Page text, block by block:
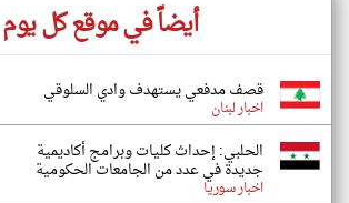
أيضاً في موقع كل يوم
قصف مدفعي يستهدف وادي السلوقي
اخبار لبنان
الحلبي: إحداث كليات وبرامج أكاديمية
جديدة في عدد من الجامعات الحكومية
اخبار سوريا